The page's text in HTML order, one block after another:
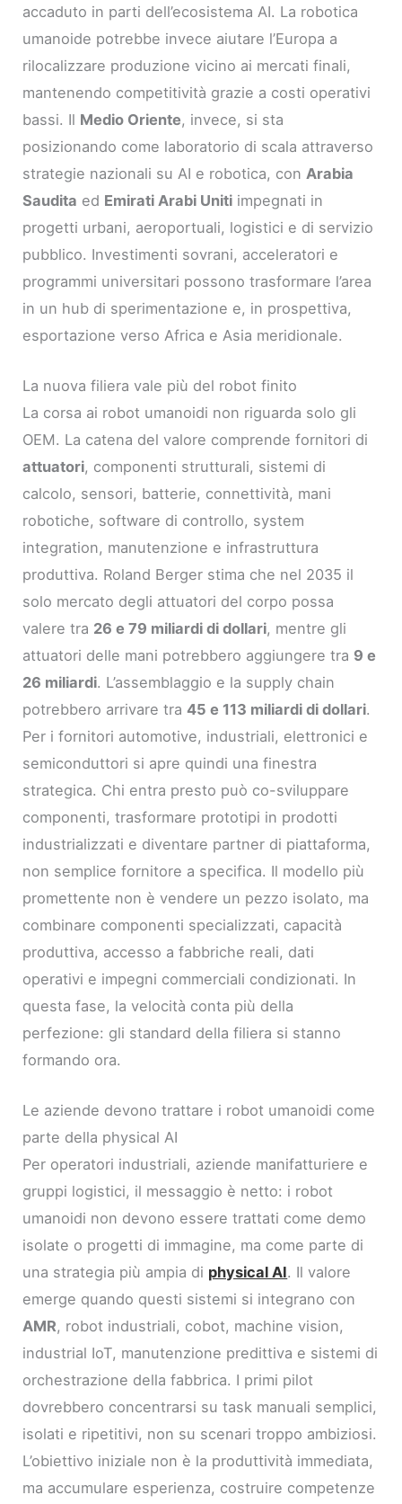
accaduto in parti dell’ecosistema AI. La robotica
umanoide potrebbe invece aiutare l’Europa a
rilocalizzare produzione vicino ai mercati finali,
mantenendo competitività grazie a costi operativi
bassi. Il Medio Oriente, invece, si sta
posizionando come laboratorio di scala attraverso
strategie nazionali su AI e robotica, con Arabia
Saudita ed Emirati Arabi Uniti impegnati in
progetti urbani, aeroportuali, logistici e di servizio
pubblico. Investimenti sovrani, acceleratori e
programmi universitari possono trasformare l’area
in un hub di sperimentazione e, in prospettiva,
esportazione verso Africa e Asia meridionale.
La nuova filiera vale più del robot finito
La corsa ai robot umanoidi non riguarda solo gli
OEM. La catena del valore comprende fornitori di
attuatori, componenti strutturali, sistemi di
calcolo, sensori, batterie, connettività, mani
robotiche, software di controllo, system
integration, manutenzione e infrastruttura
produttiva. Roland Berger stima che nel 2035 il
solo mercato degli attuatori del corpo possa
valere tra 26 e 79 miliardi di dollari, mentre gli
attuatori delle mani potrebbero aggiungere tra 9 e
26 miliardi. L’assemblaggio e la supply chain
potrebbero arrivare tra45 e 113 miliardi di dollari.
Per i fornitori automotive, industriali, elettronici e
semiconduttori si apre quindi una finestra
strategica. Chi entra presto può co-sviluppare
componenti, trasformare prototipi in prodotti
industrializzati e diventare partner di piattaforma,
non semplice fornitore a specifica. Il modello più
promettente non è vendere un pezzo isolato, ma
combinare componenti specializzati, capacità
produttiva, accesso a fabbriche reali, dati
operativi e impegni commerciali condizionati. In
questa fase, la velocità conta più della
perfezione: gli standard della filiera si stanno
formando ora.
Le aziende devono trattare i robot umanoidi come
parte della physical AI
Per operatori industriali, aziende manifatturiere e
gruppi logistici, il messaggio è netto: i robot
umanoidi non devono essere trattati come demo
isolate o progetti di immagine, ma come parte di
una strategia più ampia di physical AI. Il valore
emerge quando questi sistemi si integrano con
AMR, robot industriali, cobot, machine vision,
industrial IoT, manutenzione predittiva e sistemi di
orchestrazione della fabbrica. I primi pilot
dovrebbero concentrarsi su task manuali semplici,
isolati e ripetitivi, non su scenari troppo ambiziosi.
L’obiettivo iniziale non è la produttività immediata,
ma accumulare esperienza, costruire competenze